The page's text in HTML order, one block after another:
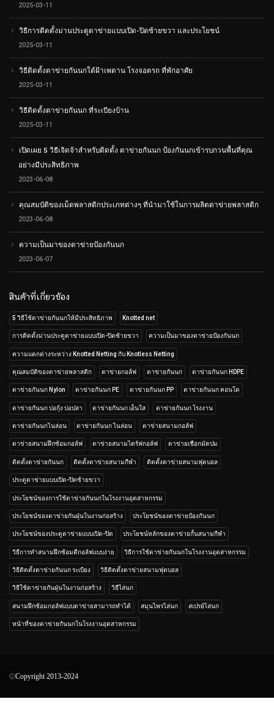
2025-03-11
วิธีการติดตั้งม่านประตูตาข่ายแบบเปิด-ปิดซ้ายขวา และประโยชน์
2025-03-11
วิธีติดตั้งตาข่ายกันนกใต้ฝ้าเพดาน โรงจอดรถ ที่พักอาศัย
2025-03-11
วิธีติดตั้งตาข่ายกันนก ที่ระเบียงบ้าน
2025-03-11
เปิดเผย 5 วิธีเจิดจ้าสำหรับติดตั้ง ตาข่ายกันนก ป้องกันนกเข้ารบกวนพื้นที่คุณ
อย่างมีประสิทธิภาพ
2023-06-08
คุณสมบัติของเม็ดพลาสติกประเภทต่างๆ ที่นำมาใช้ในการผลิตตาข่ายพลาสติก
2023-06-08
ความเป็นมาของตาข่ายป้องกันนก
2023-06-07
สินค้าที่เกี่ยวข้อง
5 วิธีใช้ตาข่ายกันนกให้มีประสิทธิภาพ Knotted net
การติดตั้งม่านประตูตาข่ายแบบเปิด-ปิดซ้ายขวา ความเป็นมาของตาข่ายป้องกันนก
ความแตกต่างระหว่าง Knotted Netting กับ Knotless Netting
คุณสมบัติของตาข่ายพลาสติก ตาข่ายกอล์ฟ ตาข่ายกันนก ตาข่ายกันนก HDPE
ตาข่ายกันนก Nylon ตาข่ายกันนก PE ตาข่ายกันนก PP ตาข่ายกันนก คอนโด
ตาข่ายกันนก บ่อกุ้ง บ่อปลา ตาข่ายกันนก เอ็นใส ตาข่ายกันนก โรงงาน
ตาข่ายกันนกไนล่อน ตาข่ายกันนก ไนล่อน ตาข่ายสนามกอล์ฟ
ตาข่ายสนามฝึกซ้อมกอล์ฟ ตาข่ายสนามไดร์ฟกอล์ฟ ตาข่ายเชือกมัดปม
ติดตั้งตาข่ายกันนก ติดตั้งตาข่ายสนามกีฬา ติดตั้งตาข่ายสนามฟุตบอล
ประตูตาข่ายแบบเปิด-ปิดซ้ายขวา
ประโยชน์ของการใช้ตาข่ายกันนกในโรงงานอุตสาหกรรม
ประโยชน์ของตาข่ายกันฝุ่นในงานก่อสร้าง ประโยชน์ของตาข่ายป้องกันนก
ประโยชน์ของประตูตาข่ายแบบเปิด-ปิด ประโยชน์หลักของตาข่ายกั้นสนามกีฬา
วิธีการทำสนามฝึกซ้อมตีกอล์ฟแบบง่าย วิธีการใช้ตาข่ายกันนกในโรงงานอุตสาหกรรม
วิธีติดตั้งตาข่ายกันนก ระเบียง วิธีติดตั้งตาข่ายสนามฟุตบอล
วิธีใช้ตาข่ายกันฝุ่นในงานก่อสร้าง วิธีไล่นก
สนามฝึกซ้อมกอล์ฟแบบตาข่ายสามารถทำได้ สมุนไพรไล่นก สเปรย์ไล่นก
หน้าที่ของตาข่ายกันนกในโรงงานอุตสาหกรรม
Copyright 2013-2024